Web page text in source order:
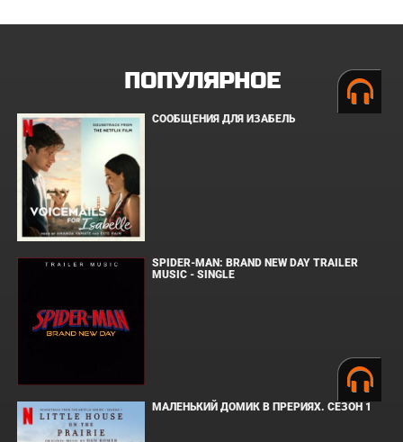
ПОПУЛЯРНОЕ
СООБЩЕНИЯ ДЛЯ ИЗАБЕЛЬ
SPIDER-MAN: BRAND NEW DAY TRAILER
MUSIC - SINGLE
МАЛЕНЬКИЙ ДОМИК В ПРЕРИЯХ. СЕЗОН 1